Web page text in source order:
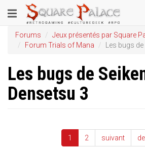
au
contenu
principal
Toggle
navigation
Forums
Jeux présentés par Square
Forum Trials of Mana
Les bugs
Les bugs de
Densetsu 3
1 2 suivant